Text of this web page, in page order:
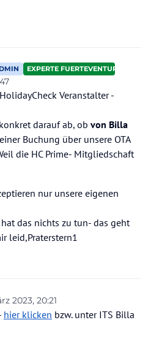
EXPERTE FUERTEVENTURA
Veranstalter -
darauf ab, ob von Billa
Buchung über unsere OTA
die HC Prime- Mitgliedschaft
nur unsere eigenen
das nichts zu tun- das geht
leid,Praterstern1
2023, 20:21
hier klicken bzw. unter ITS Billa